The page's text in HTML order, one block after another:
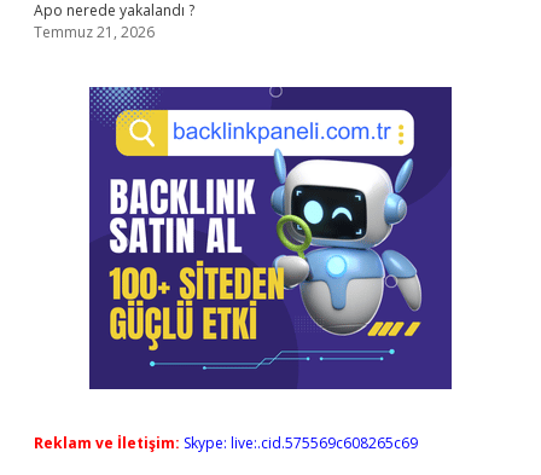
Apo nerede yakalandı ?
Temmuz 21, 2026
Reklam ve İletişim: Skype: live:.cid.575569c608265c69